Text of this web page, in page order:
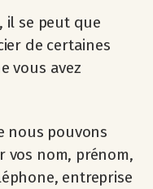
il se peut que
de certaines
vous avez
nous pouvons
vos nom, prénom,
entreprise